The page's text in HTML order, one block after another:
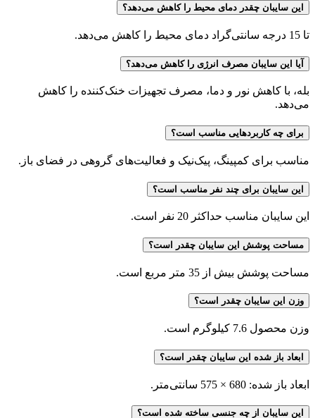
این سایبان چقدر دمای محیط را کاهش می‌دهد؟
تا 15 درجه سانتی‌گراد دمای محیط را کاهش می‌دهد.
آیا این سایبان مصرف انرژی را کاهش می‌دهد؟
بله، با کاهش نور و دما، مصرف تجهیزات خنک‌کننده را کاهش
می‌دهد.
برای چه کاربردهایی مناسب است؟
مناسب برای کمپینگ، پیک‌نیک و فعالیت‌های گروهی در فضای باز.
این سایبان برای چند نفر مناسب است؟
این سایبان مناسب حداکثر 20 نفر است.
مساحت پوشش این سایبان چقدر است؟
مساحت پوشش بیش از 35 متر مربع است.
وزن این سایبان چقدر است؟
وزن محصول 7.6 کیلوگرم است.
ابعاد باز شده این سایبان چقدر است؟
ابعاد باز شده: 680 × 575 سانتی‌متر.
این سایبان از چه جنسی ساخته شده است؟